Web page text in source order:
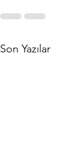
Son Yazılar